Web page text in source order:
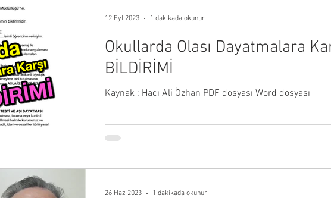
Okullarda Olası Dayatmalara
BİLDİRİMİ
Kaynak : Hacı Ali Özhan PDF dosyası Word dosyası
12 Eyl 2023 1 dakikada okunur
26 Haz 2023 1 dakikada okunur